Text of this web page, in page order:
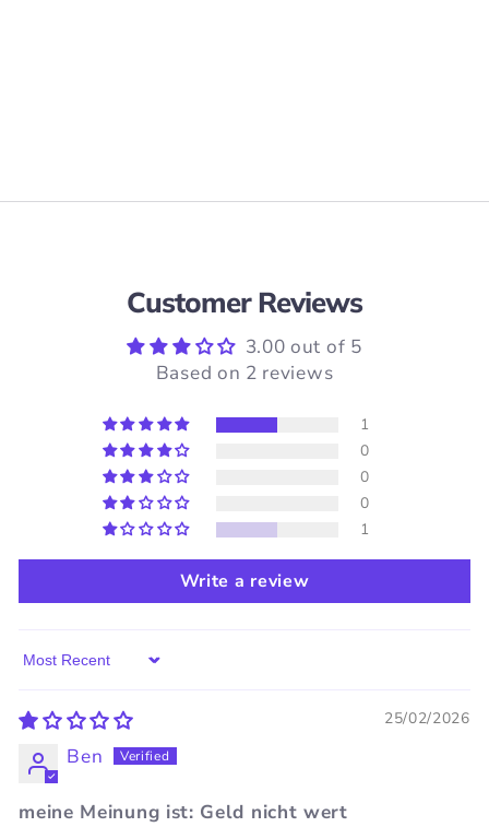
Customer Reviews
3.00 out of 5
Based on 2 reviews
1
0
0
0
1
Write a review
Sort by
25/02/2026
Ben
meine Meinung ist: Geld nicht wert